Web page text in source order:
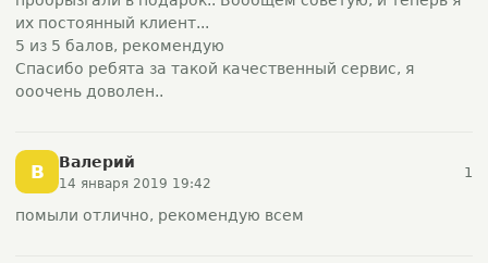
их постоянный клиент...
5 из 5 балов, рекомендую
Спасибо ребята за такой качественный сервис, я
ооочень доволен..
В Валерий
14 января 2019 19:42
1
помыли отлично, рекомендую всем